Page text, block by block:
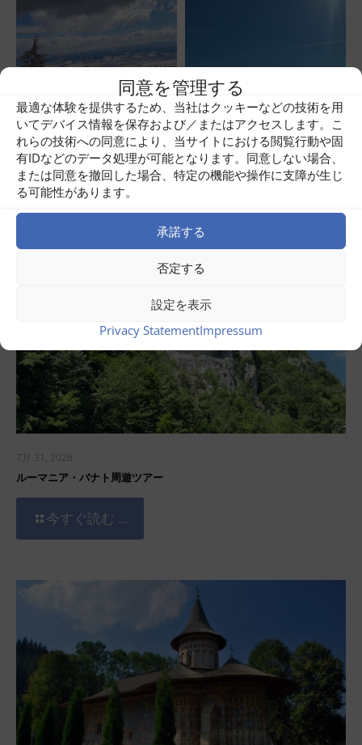
同意を管理する
最適な体験を提供するため、当社はクッキーなどの技術を用
いてデバイス情報を保存および／またはアクセスします。こ
れらの技術への同意により、当サイトにおける閲覧行動や固
有IDなどのデータ処理が可能となります。同意しない場合、
または同意を撤回した場合、特定の機能や操作に支障が生じ
る可能性があります。
承諾する
否定する
設定を表示
Privacy StatementImpressum
Share 0
Related posts
7月 31, 2026
ルーマニア・バナト周遊ツアー
今すぐ読む ...